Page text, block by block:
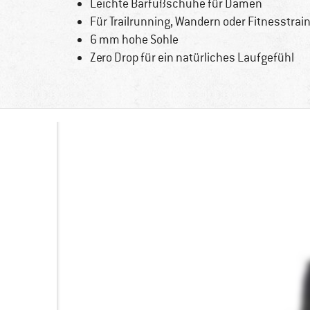
Leichte Barfußschuhe für Damen
Für Trailrunning, Wandern oder
6 mm hohe Sohle
Zero Drop für ein natürliches Laufgefühl